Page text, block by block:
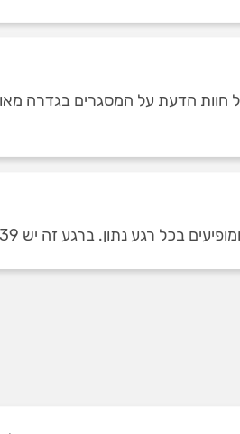
הדעת על המסגרים בגדרה
ברגע זה יש 39 חוות דעת על מסגרים בגדרה.